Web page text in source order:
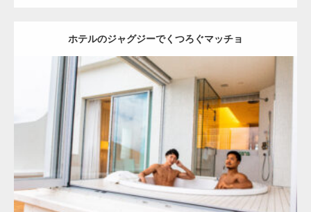
ホテルのジャグジーでくつろぐマッチョ
Update: 2023.02.11
Category: ホテルのマッチョ オレンジの人
AKIHITO(細マッチョ)
TOSHI(大胸筋)
宗像 (福岡)
ダウンロード